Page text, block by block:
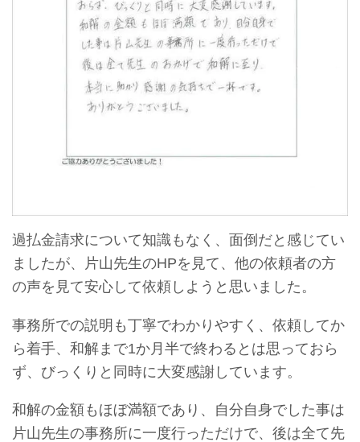
過払金請求について知識もなく、面倒だと感じてい
ましたが、片山先生のHPを見て、他の依頼者の方
の声を見て安心して依頼しようと思いました。
事務所での説明も丁寧でわかりやすく、依頼してか
ら着手、和解まで1か月半で終わるとは思っておら
ず、びっくりと同時に大変感謝しています。
和解の金額もほぼ満額であり、自分自身でした事は
片山先生の事務所に一度行っただけで、後は全て先